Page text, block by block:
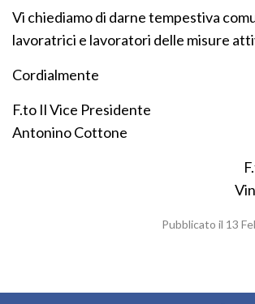
Vi chiediamo di darne tempestiva
lavoratrici e lavoratori delle misure
Cordialmente
F.to Il Vice Presidente
Antonino Cottone
Pubblicato il 13